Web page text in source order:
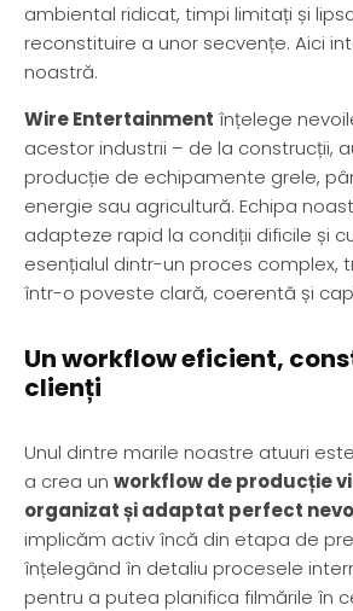
ambiental ridicat, timpi limitați și
reconstituire a unor secvențe. Aici
noastră.
Wire Entertainment înțelege
acestor industrii – de la construcții,
producție de echipamente grele,
energie sau agricultură. Echipa
adapteze rapid la condiții dificile și
esențialul dintr-un proces complex,
într-o poveste clară, coerentă și
Un workflow eficient,
clienți
Unul dintre marile noastre atuuri
a crea un workflow de producție
organizat și adaptat perfect
implicăm activ încă din etapa de
înțelegând în detaliu procesele
pentru a putea planifica filmările în